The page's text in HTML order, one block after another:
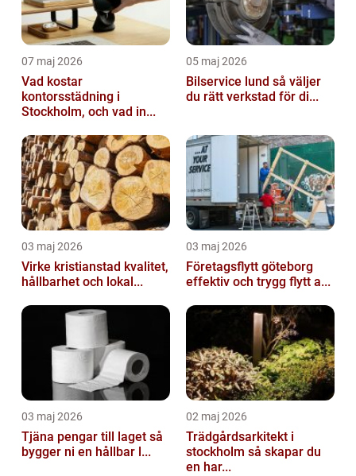
07 maj 2026
Vad kostar
kontorsstädning i
Stockholm, och vad in...
05 maj 2026
Bilservice lund så väljer
du rätt verkstad för di...
03 maj 2026
Virke kristianstad kvalitet,
hållbarhet och lokal...
03 maj 2026
Företagsflytt göteborg
effektiv och trygg flytt a...
03 maj 2026
Tjäna pengar till laget så
bygger ni en hållbar l...
02 maj 2026
Trädgårdsarkitekt i
stockholm så skapar du
en har...